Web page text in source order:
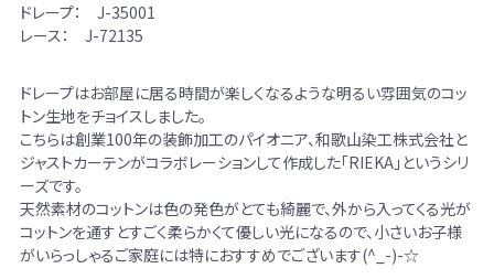
ドレープ： J-35001
レース： J-72135
ドレープはお部屋に居る時間が楽しくなるような明るい雰囲気のコッ
トン生地をチョイスしました。
こちらは創業100年の装飾加工のパイオニア、和歌山染工株式会社と
ジャストカーテンがコラボレーションして作成した「RIEKA」というシリ
ーズです。
天然素材のコットンは色の発色がとても綺麗で、外から入ってくる光が
コットンを通すとすごく柔らかくて優しい光になるので、小さいお子様
がいらっしゃるご家庭には特におすすめでございます(^_-)-☆